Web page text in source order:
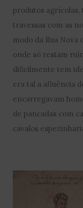
produtos agrícolas,
travessas com as
modo da Rua Nova
onde só restam
dificilmente tem
era tal a afluência
encarregavam
de pancadas com
cavalos